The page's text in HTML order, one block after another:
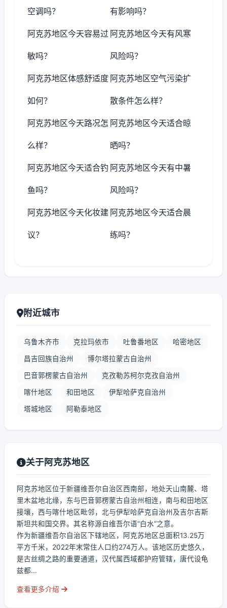
空调吗？ 有影响吗？
阿克苏地区今天容易过
敏吗？
阿克苏地区今天有风寒
风险吗？
阿克苏地区体感舒适度
如何？
阿克苏地区空气污染扩
散条件怎么样？
阿克苏地区今天路况怎
么样？
阿克苏地区今天适合晾
晒吗？
阿克苏地区今天适合钓
鱼吗？
阿克苏地区今天有中暑
风险吗？
阿克苏地区今天化妆建
议？
阿克苏地区今天适合晨
练吗？
附近城市
乌鲁木齐市 克拉玛依市 吐鲁番地区 哈密地区
昌吉回族自治州 博尔塔拉蒙古自治州
巴音郭楞蒙古自治州 克孜勒苏柯尔克孜自治州
喀什地区 和田地区 伊犁哈萨克自治州
塔城地区 阿勒泰地区
关于阿克苏地区
阿克苏地区位于新疆维吾尔自治区西南部，地处天山南麓、塔
里木盆地北缘，东与巴音郭楞蒙古自治州相连，南与和田地区
接壤，西与喀什地区毗邻，北与伊犁哈萨克自治州及吉尔吉斯
斯坦共和国交界。其名称源自维吾尔语“白水”之意。
作为新疆维吾尔自治区下辖地区，阿克苏地区总面积13.25万
平方千米，2022年末常住人口约274万人。该地区历史悠久，
是古丝绸之路的重要通道，汉代属西域都护府管辖，唐代设龟
兹都...
查看更多介绍